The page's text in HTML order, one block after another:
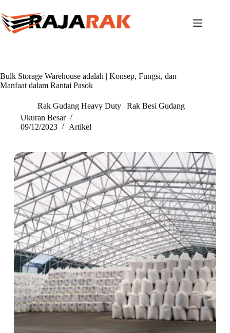
to
content
Bulk Storage Warehouse adalah | Konsep, Fungsi, dan
Manfaat dalam Rantai Pasok
Rak Gudang Heavy Duty | Rak Besi Gudang
Ukuran Besar
09/12/2023
Artikel